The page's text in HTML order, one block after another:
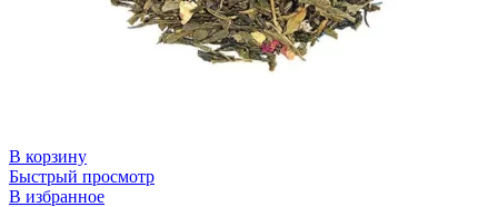
В корзину
Быстрый просмотр
В избранное